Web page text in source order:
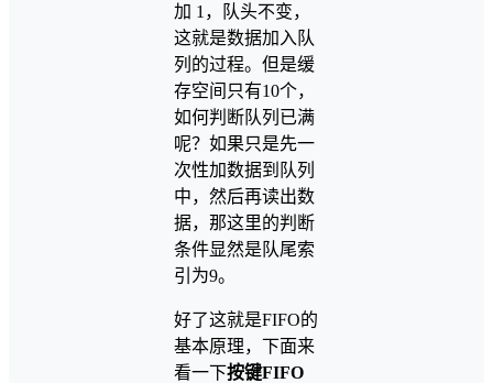
加 1，队头不变，
这就是数据加入队
列的过程。但是缓
存空间只有10个，
如何判断队列已满
呢？如果只是先一
次性加数据到队列
中，然后再读出数
据，那这里的判断
条件显然是队尾索
引为9。
好了这就是FIFO的
基本原理，下面来
看一下按键FIFO